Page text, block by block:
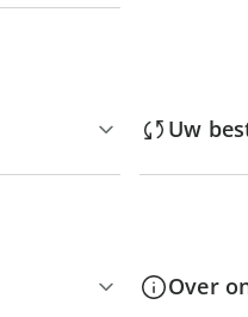
Uw
Over